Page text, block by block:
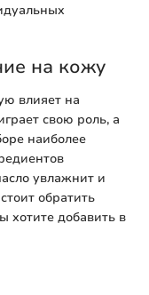
на кожу
влияет на
свою роль, а
наиболее
увлажнит и
обратить
хотите добавить в